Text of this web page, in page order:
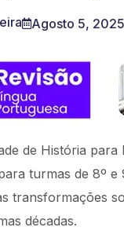
Agosto 5, 2025
de História para
turmas de 8º
transformações
décadas.